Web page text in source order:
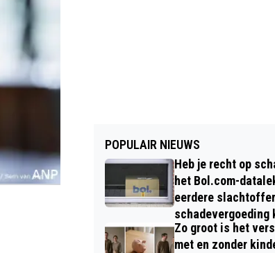
POPULAIR NIEUWS
Heb je recht op
het Bol.com-
eerdere
schadevergoeding
Zo groot is het
met en zonder